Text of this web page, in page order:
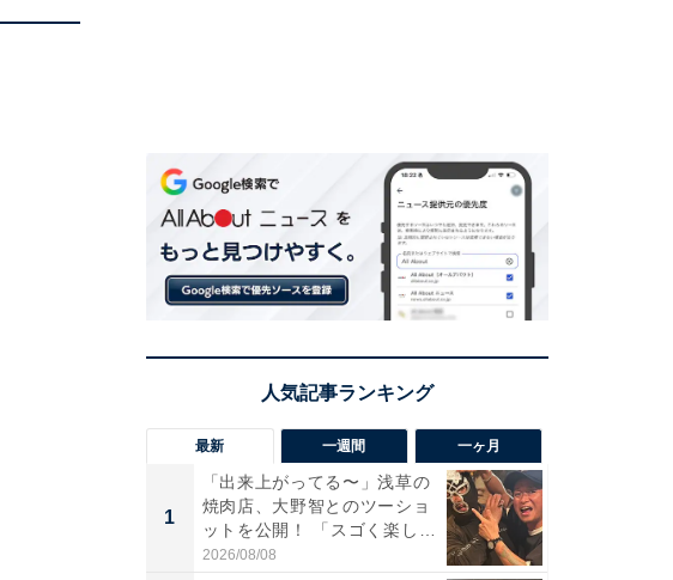
最新 一週間 一ヶ月
1
「出来上がってる〜」浅草の
焼肉店、大野智とのツーショ
ットを公開！ 「スゴく楽し
そ...
2026/08/08